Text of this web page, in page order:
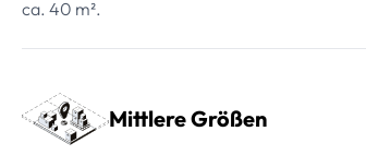
ca. 40 m².
Mittlere Größen